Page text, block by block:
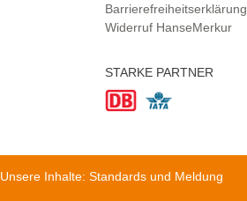
Barrierefreiheitserklärung
Widerruf HanseMerkur
STARKE PARTNER
Unsere Inhalte: Standards und Meldung